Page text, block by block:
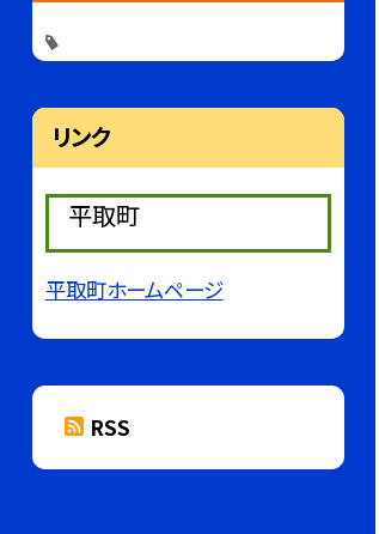
リンク
平取町
平取町ホームページ
RSS